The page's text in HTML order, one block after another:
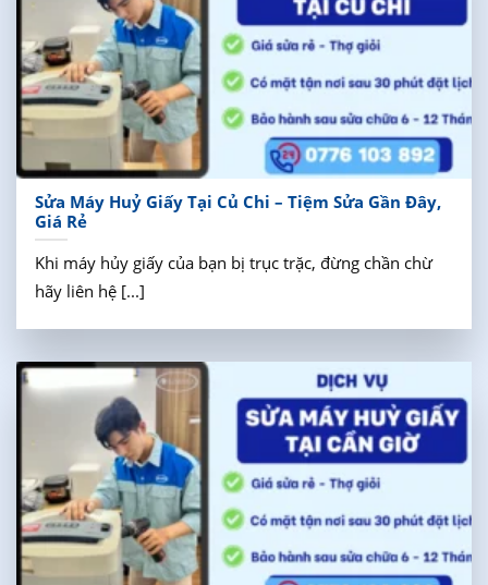
Sửa Máy Huỷ Giấy Tại Củ Chi – Tiệm Sửa Gần Đây,
Giá Rẻ
Khi máy hủy giấy của bạn bị trục trặc, đừng chần chừ
hãy liên hệ [...]